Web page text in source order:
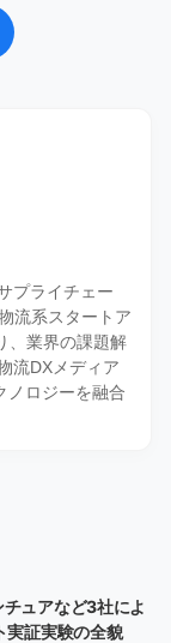
プライチェー
流系スタートア
、業界の課題解
流DXメディア
ノロジーを融合
ュアなど3社によ
証実験の全貌